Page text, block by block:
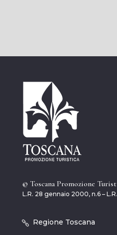
© Toscana Promozione
L.R. 28 gennaio 2000, n.6 –
Regione Toscana